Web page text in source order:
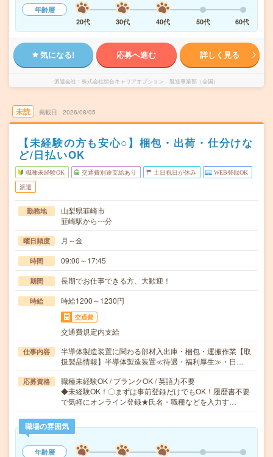
年齢層
20代
30代 40代 50代 60代
気になる! 応募へ進む 詳しく見る
派遣会社 株式会社綜合キャリアオプション 製造事業部（全国）
未読 掲載日 2026/08/05
【未経験の方も安心○】梱包・出荷・仕分けな
ど/日払いOK
職種未経験OK 交通費別途支給あり 土日祝日が休み WEB登録OK
派遣
勤務地
山梨県韮崎市
韮崎駅から---分
曜日頻度 月～金
時間 09:00～17:45
期間 長期でお仕事できる方、大歓迎！
時給 時給1200～1230円
交通費
交通費規定内支給
仕事内容
半導体製造装置に関わる部材入出庫・梱包・運搬作業【取
扱製品情報】半導体製造装置≪待遇・福利厚生≫・日…
応募資格
職種未経験OK / ブランクOK / 英語力不要
◆未経験OK！〇まずは事前登録だけでもOK！履歴書不要
で気軽にオンライン登録★氏名・職種などを入力す…
職場の雰囲気
年齢層